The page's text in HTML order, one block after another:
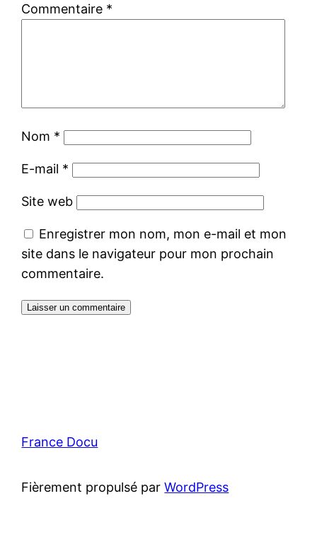
Commentaire *
Nom *
E-mail *
Site web
Enregistrer mon nom, mon e-mail et mon
site dans le navigateur pour mon prochain
commentaire.
France Docu
Fièrement propulsé parWordPress